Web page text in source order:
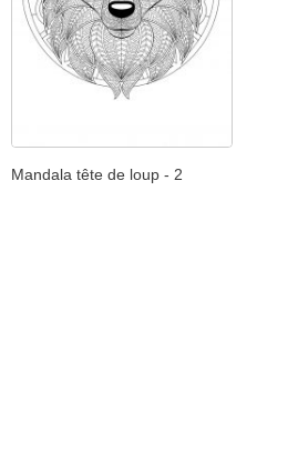
Mandala tête de loup - 2